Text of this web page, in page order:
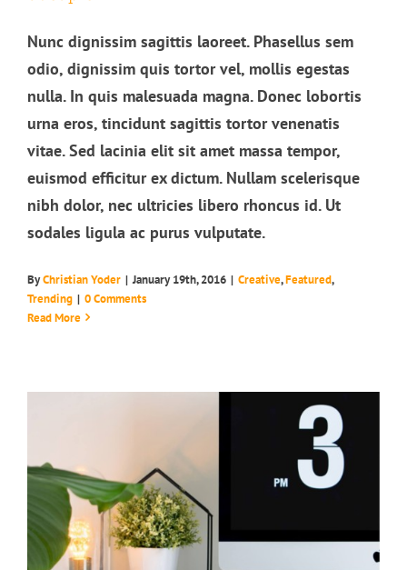
Nunc dignissim sagittis laoreet. Phasellus sem
odio, dignissim quis tortor vel, mollis egestas
nulla. In quis malesuada magna. Donec lobortis
urna eros, tincidunt sagittis tortor venenatis
vitae. Sed lacinia elit sit amet massa tempor,
euismod efficitur ex dictum. Nullam scelerisque
nibh dolor, nec ultricies libero rhoncus id. Ut
sodales ligula ac purus vulputate.
ByChristian Yoder | January 19th, 2016 | Creative,Featured,
Trending | 0 Comments
Read More
Phasellus gravida risus eget